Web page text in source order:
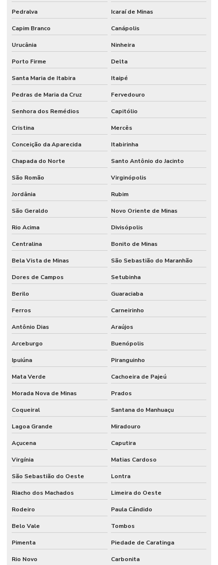
Pedralva Icaraí de Minas
Capim Branco Canápolis
Urucânia Ninheira
Porto Firme Delta
Santa Maria de Itabira Itaipé
Pedras de Maria da Cruz Fervedouro
Senhora dos Remédios Capitólio
Cristina Mercês
Conceição da Aparecida Itabirinha
Chapada do Norte Santo Antônio do Jacinto
São Romão Virginópolis
Jordânia Rubim
São Geraldo Novo Oriente de Minas
Rio Acima Divisópolis
Centralina Bonito de Minas
Bela Vista de Minas São Sebastião do Maranhão
Dores de Campos Setubinha
Berilo Guaraciaba
Ferros Carneirinho
Antônio Dias Araújos
Arceburgo Buenópolis
Ipuiúna Piranguinho
Mata Verde Cachoeira de Pajeú
Morada Nova de Minas Prados
Coqueiral Santana do Manhuaçu
Lagoa Grande Miradouro
Açucena Caputira
Virgínia Matias Cardoso
São Sebastião do Oeste Lontra
Riacho dos Machados Limeira do Oeste
Rodeiro Paula Cândido
Belo Vale Tombos
Pimenta Piedade de Caratinga
Rio Novo Carbonita